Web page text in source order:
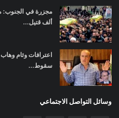
ألف قتيل...
اعترافات وئام
سقوط...
وسائل التواصل الاجتماعي